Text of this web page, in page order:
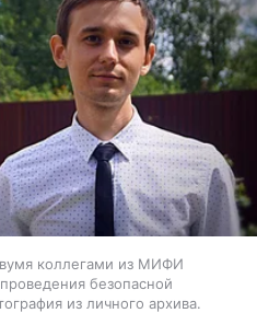
коллегами из МИФИ
безопасной
из личного архива.